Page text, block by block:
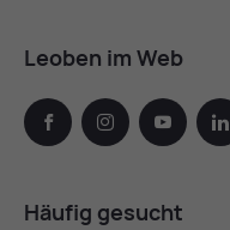
Leoben im Web
facebook instagramyoutube
Häufig gesucht